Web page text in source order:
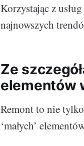
Korzystając z
najnowszych
Ze
elementów
Remont to nie
‘małych’